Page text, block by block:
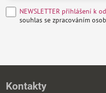
NEWSLETTER přihlášení k
souhlas se
Kontakty